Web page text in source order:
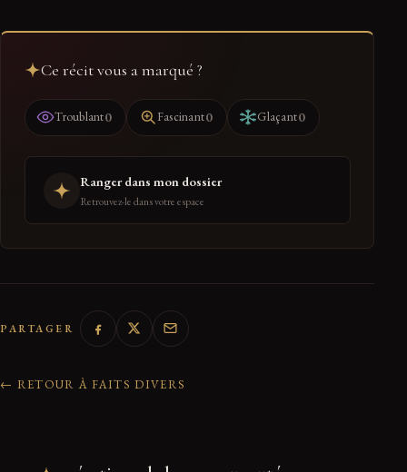
Ce récit vous a marqué ?
Troublant0 Fascinant0 Glaçant0
Ranger dans mon dossier
Retrouvez-le dans votre espace
PARTAGER
← RETOUR À FAITS DIVERS